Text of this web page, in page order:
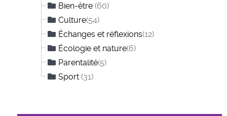
Bien-être (60)
Culture(54)
Échanges et réflexions(12)
Écologie et nature(6)
Parentalité(5)
Sport (31)